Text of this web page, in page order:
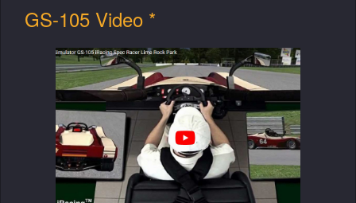
GS-105 Video *